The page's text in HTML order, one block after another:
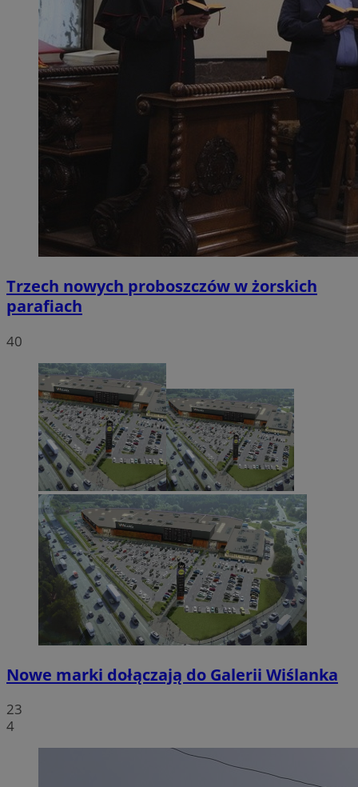
Trzech nowych proboszczów w żorskich
parafiach
40
Nowe marki dołączają do Galerii Wiślanka
23
4